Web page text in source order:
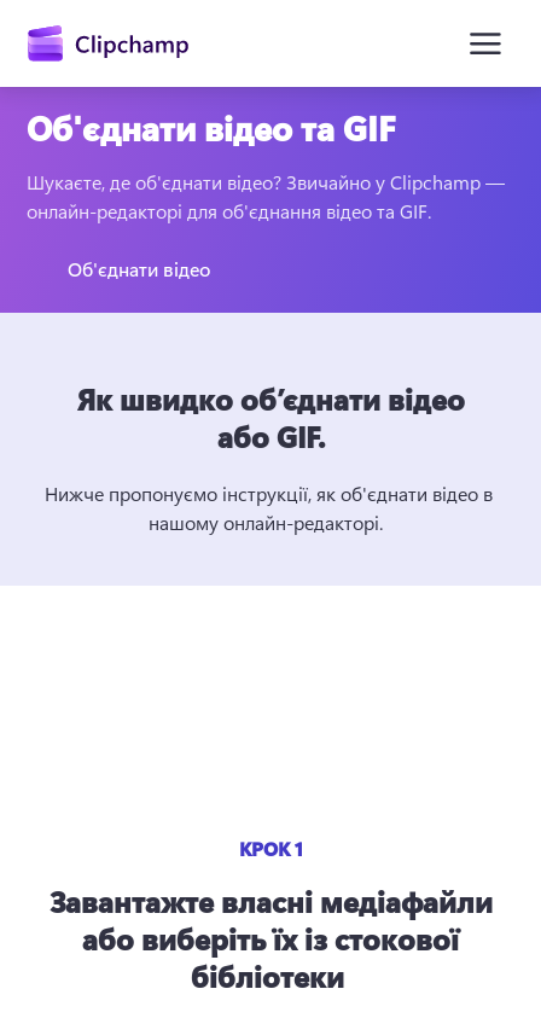
вмісту
Спробувати безкоштовно
Об'єднати відео та GIF
Шукаєте, де об'єднати відео? Звичайно у Clipchamp —
онлайн-редакторі для об'єднання відео та GIF.
Об'єднати відео
Як швидко об’єднати відео
або GIF.
Нижче пропонуємо інструкції, як об'єднати відео в
нашому онлайн-редакторі.
КРОК 1
Завантажте власні медіафайли
або виберіть їх із стокової
бібліотеки